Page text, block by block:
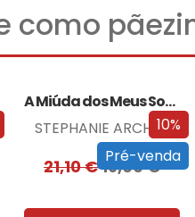
como
10%
Pré-venda
A Miúda dos Meus Sonhos – Edição…
STEPHANIE ARCHER
21,10€19,00€